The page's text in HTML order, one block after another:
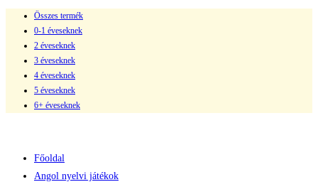
Összes termék
0-1 éveseknek
2 éveseknek
3 éveseknek
4 éveseknek
5 éveseknek
6+ éveseknek
Főoldal
Angol nyelvi játékok